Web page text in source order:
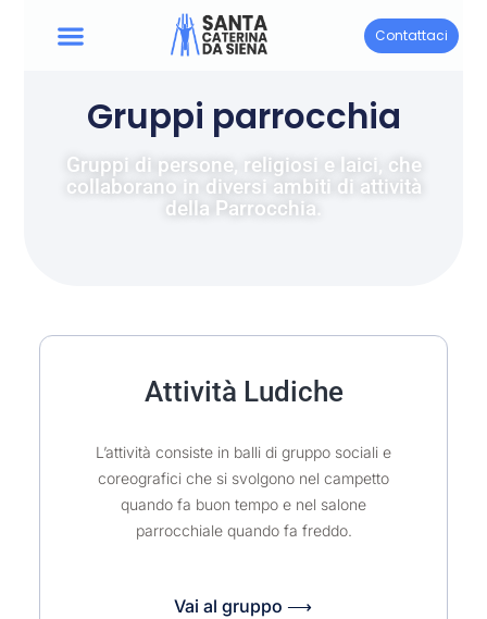
Contattaci
Gruppi parrocchia
Gruppi di persone, religiosi e laici, che
collaborano in diversi ambiti di attività
della Parrocchia.
Attività Ludiche
L’attività consiste in balli di gruppo sociali e
coreografici che si svolgono nel campetto
quando fa buon tempo e nel salone
parrocchiale quando fa freddo.
Vai al gruppo ⟶